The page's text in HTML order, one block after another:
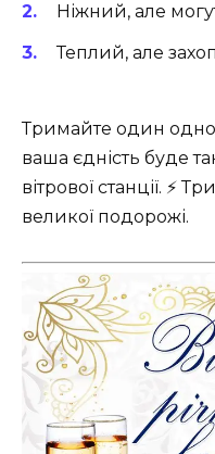
Ніжний, але
Теплий, але
Тримайте один
ваша єдність буде
вітрової станції. ⚡
великої подорожі.